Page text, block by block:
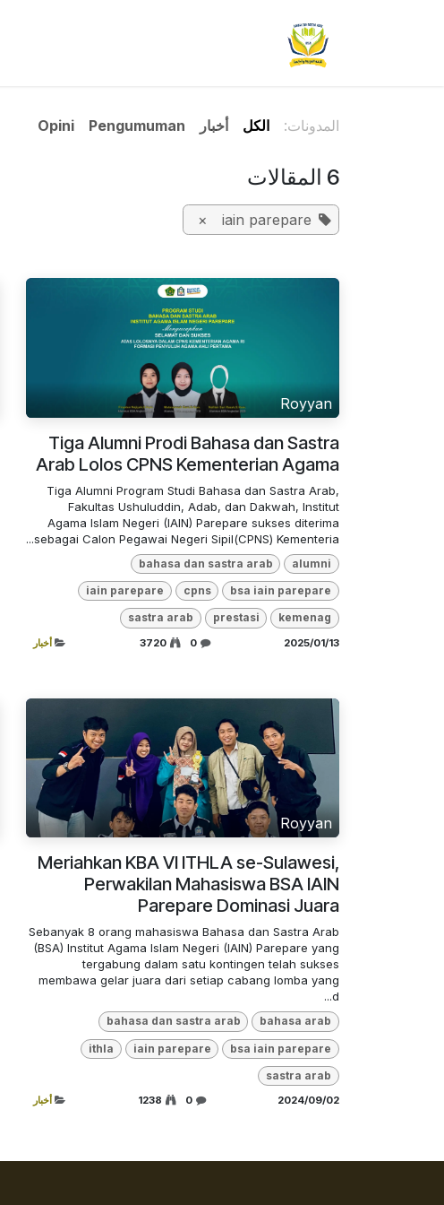
المدونات: الكل أخبار Pengumuman
Opini
6 المقالات
iain parepare
×
Royyan
Tiga Alumni Prodi Bahasa dan Sastra
Arab Lolos CPNS Kementerian Agama
Tiga Alumni Program Studi Bahasa dan Sastra Arab,
Fakultas Ushuluddin, Adab, dan Dakwah, Institut
Agama Islam Negeri (IAIN) Parepare sukses diterima
sebagai Calon Pegawai Negeri Sipil(CPNS) Kementeria...
alumni
bahasa dan sastra arab
bsa iain parepare
cpns
iain parepare
kemenag
prestasi
sastra arab
13‏/01‏/2025
0
3720 أخبار
Royyan
Meriahkan KBA VI ITHLA se-Sulawesi,
Perwakilan Mahasiswa BSA IAIN
Parepare Dominasi Juara
Sebanyak 8 orang mahasiswa Bahasa dan Sastra Arab
(BSA) Institut Agama Islam Negeri (IAIN) Parepare yang
tergabung dalam satu kontingen telah sukses
membawa gelar juara dari setiap cabang lomba yang
d...
bahasa arab
bahasa dan sastra arab
bsa iain parepare
iain parepare
ithla
sastra arab
02‏/09‏/2024
0
1238 أخبار